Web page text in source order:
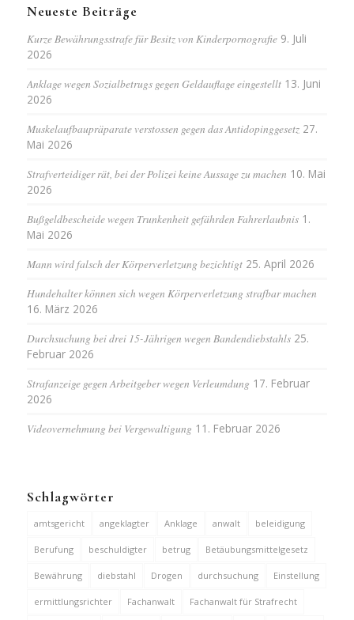
Neueste Beiträge
Kurze Bewährungsstrafe für Besitz von Kinderpornografie 9. Juli
2026
Anklage wegen Sozialbetrugs gegen Geldauflage eingestellt 13. Juni
2026
Muskelaufbaupräparate verstossen gegen das Antidopinggesetz 27.
Mai 2026
Strafverteidiger rät, bei der Polizei keine Aussage zu machen 10. Mai
2026
Bußgeldbescheide wegen Trunkenheit gefährden Fahrerlaubnis 1.
Mai 2026
Mann wird falsch der Körperverletzung bezichtigt 25. April 2026
Hundehalter können sich wegen Körperverletzung strafbar machen
16. März 2026
Durchsuchung bei drei 15-Jährigen wegen Bandendiebstahls 25.
Februar 2026
Strafanzeige gegen Arbeitgeber wegen Verleumdung 17. Februar
2026
Videovernehmung bei Vergewaltigung 11. Februar 2026
Schlagwörter
amtsgericht angeklagter Anklage anwalt beleidigung
Berufung beschuldigter betrug Betäubungsmittelgesetz
Bewährung diebstahl Drogen durchsuchung Einstellung
ermittlungsrichter Fachanwalt Fachanwalt für Strafrecht